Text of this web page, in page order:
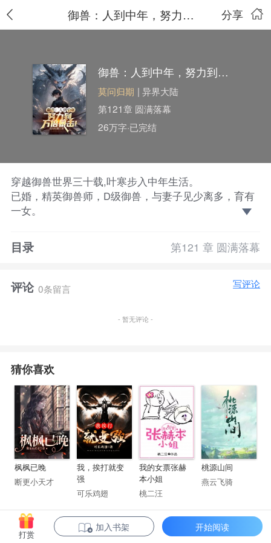
分享
御兽：人到中年，努力到万倍暴击！
御兽：人到中年，努力到万倍暴击！
莫问归期 | 异界大陆
第121章 圆满落幕
26万字·已完结
穿越御兽世界三十载,叶寒步入中年生活。
已婚，精英御兽师，D级御兽，与妻子见少离多，育有
一女。
猎魔人，狩猎者，开荒小队……这些年，没有金手指的
叶寒，不知换了多少身份。
这一日，站在讲台上当了三年大学老师的叶寒感叹道。
“叮。”
“每努力一次便可以触发暴击一次，最低十倍，最高万
特别努力，触发百倍暴击，让御兽血脉进阶为C级！”
金手指突然上线了。
“……”
原本已成为一条咸鱼。
目录 第121 章 圆满落幕
评论 0条留言 写评论
- 暂无评论 -
猜你喜欢
枫枫已晚
断更小天才
我，挨打就变
强
可乐鸡翅
我的女票张赫
本小姐
桃二汪
桃源山间
燕云飞骑
打赏
加入书架 开始阅读